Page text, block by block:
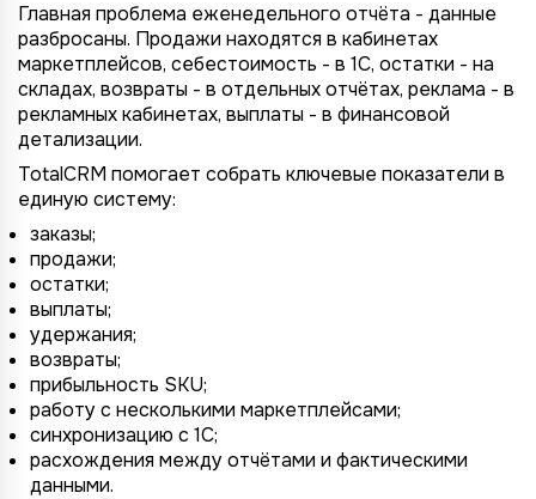
Главная проблема еженедельного отчёта - данные
разбросаны. Продажи находятся в кабинетах
маркетплейсов, себестоимость - в 1С, остатки - на
складах, возвраты - в отдельных отчётах, реклама - в
рекламных кабинетах, выплаты - в финансовой
детализации.
TotalCRM помогает собрать ключевые показатели в
единую систему:
заказы;
продажи;
остатки;
выплаты;
удержания;
возвраты;
прибыльность SKU;
работу с несколькими маркетплейсами;
синхронизацию с 1С;
расхождения между отчётами и фактическими
данными.